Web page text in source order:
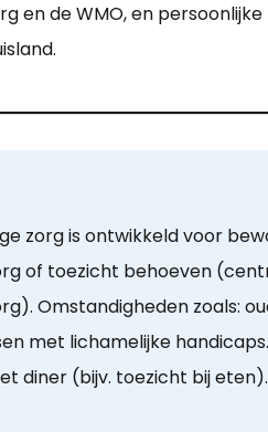
en de WMO, en
zorg is ontwikkeld voor
of toezicht behoeven
Omstandigheden zoals:
met lichamelijke
diner (bijv. toezicht bij eten).